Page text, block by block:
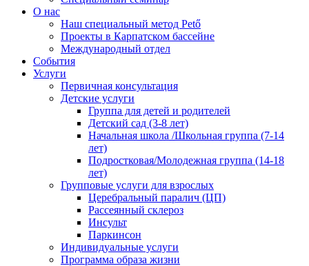
О нас
Наш специальный метод Pető
Проекты в Карпатском бассейне
Международный отдел
События
Услуги
Первичная консультация
Детские услуги
Группа для детей и родителей
Детский сад (3-8 лет)
Начальная школа /Школьная группа (7-14
лет)
Подростковая/Молодежная группа (14-18
лет)
Групповые услуги для взрослых
Церебральный паралич (ЦП)
Рассеянный склероз
Инсульт
Паркинсон
Индивидуальные услуги
Программа образа жизни